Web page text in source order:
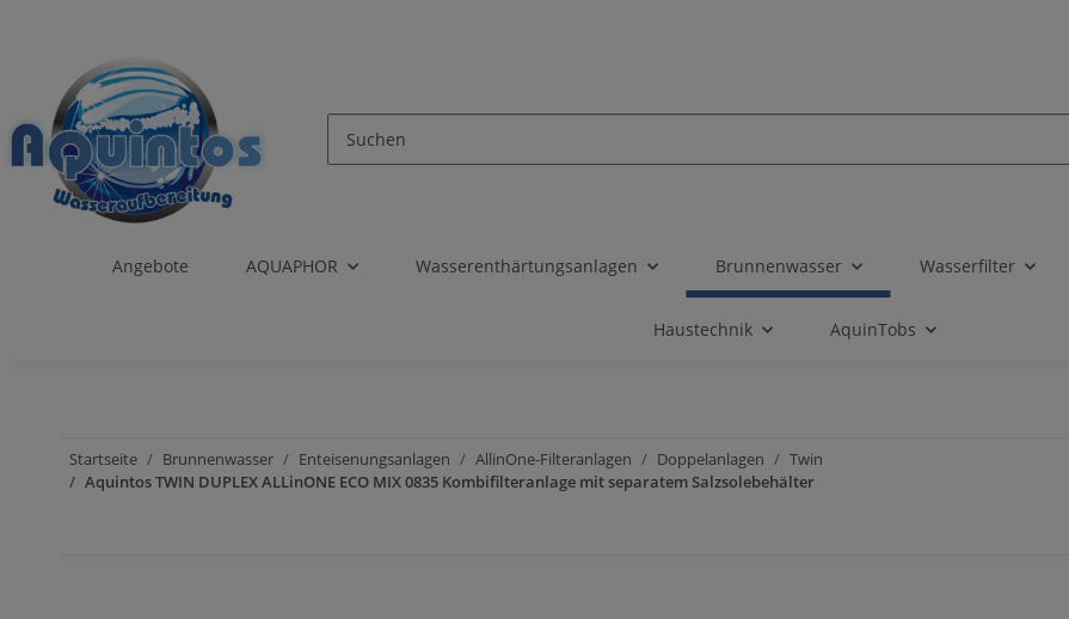
Angebote AQUAPHOR Wasserenthärtungsanlagen Brunnenwasser Wasserfilter
Haustechnik AquinTobs
Startseite Brunnenwasser Enteisenungsanlagen AllinOne-Filteranlagen Doppelanlagen
Twin
Aquintos TWIN DUPLEX ALLinONE ECO MIX 0835 Kombifilteranlage mit separatem Salzsolebehälter